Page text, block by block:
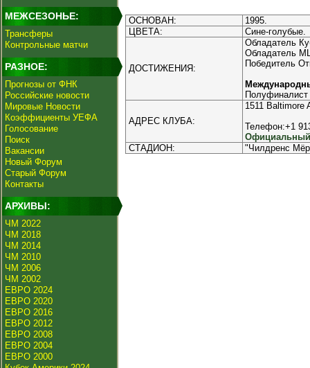
МЕЖСЕЗОНЬЕ:
Трансферы
Контрольные матчи
РАЗНОЕ:
Прогнозы от ФНК
Российские новости
Мировые Новости
Коэффициенты УЕФА
Голосование
Поиск
Вакансии
Новый Форум
Старый Форум
Контакты
АРХИВЫ:
ЧМ 2022
ЧМ 2018
ЧМ 2014
ЧМ 2010
ЧМ 2006
ЧМ 2002
ЕВРО 2024
ЕВРО 2020
ЕВРО 2016
ЕВРО 2012
ЕВРО 2008
ЕВРО 2004
ЕВРО 2000
ОСНОВАН:
1995.
ЦВЕТА:
Сине-голубые.
ДОСТИЖЕНИЯ:
Обладатель
Обладатель
Победитель
АДРЕС КЛУБА:
1511
Телефон:+1
Официальный
СТАДИОН:
"Чилдренс